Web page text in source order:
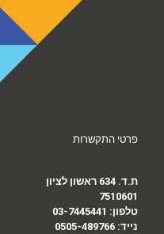
פרטי התקשרות
ת.ד. 634 ראשון לציון
7510601
טלפון: 03-7445441
נייד: 0505-489766